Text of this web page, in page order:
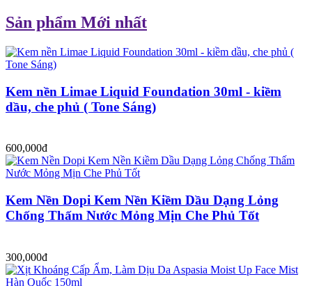
Sản phẩm Mới nhất
Kem nền Limae Liquid Foundation 30ml - kiềm
dầu, che phủ ( Tone Sáng)
600,000đ
Kem Nền Dopi Kem Nền Kiềm Dầu Dạng Lỏng
Chống Thấm Nước Mỏng Mịn Che Phủ Tốt
300,000đ